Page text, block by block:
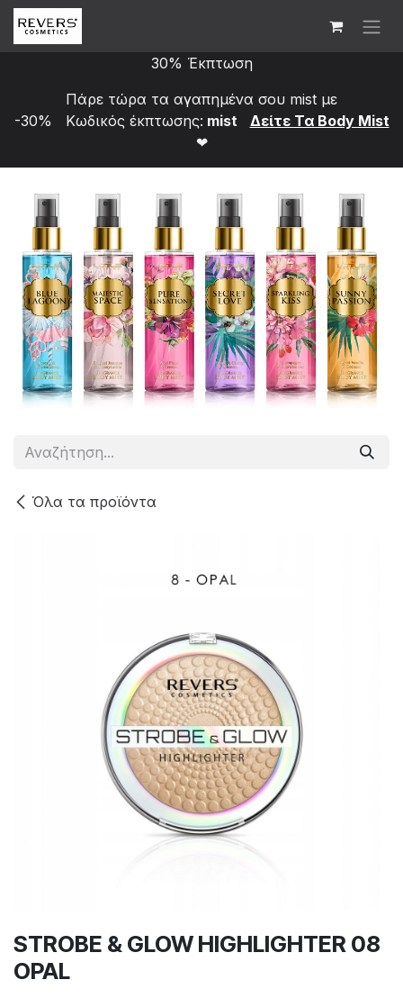
Skip to Content
30% Έκπτωση
Πάρε τώρα τα αγαπημένα σου mist με
-30% Κωδικός έκπτωσης: mist
Δείτε Τα Bod​y Mist
❤
Όλα τα προϊόντα
STROBE & GLOW HIGHLIGHTER 08
OPAL